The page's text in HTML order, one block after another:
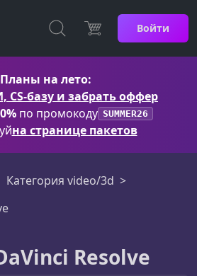
Войти
Планы на лето:
CS-базу и забрать оффер
по промокоду SUMMER26
на странице пакетов
Категория video/3d
Resolve